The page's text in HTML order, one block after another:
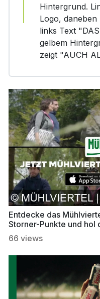
Hintergrund.
Logo,
links Text
gelbem
zeigt "AUCH
Entdecke das
Storner-Punkte und hol
66 views